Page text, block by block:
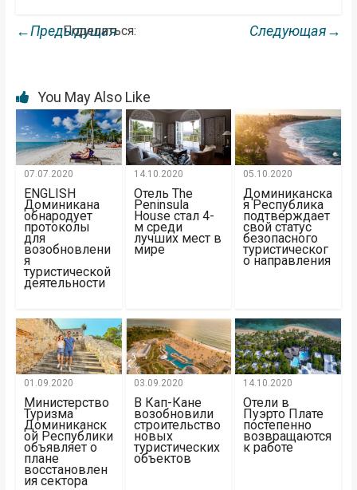
←Предыдущая Следующая→
Поделиться:
You May Also Like
07.07.2020
ENGLISH
Доминикана
обнародует
протоколы
для
возобновлени
я
туристической
деятельности
14.10.2020
Отель The
Peninsula
House стал 4-
м среди
лучших мест в
мире
05.10.2020
Доминиканска
я Республика
подтверждает
свой статус
безопасного
туристическог
о направления
01.09.2020
Министерство
Туризма
Доминиканск
ой Республики
объявляет о
плане
восстановлен
ия сектора
03.09.2020
В Кап-Кане
возобновили
строительство
новых
туристических
объектов
14.10.2020
Отели в
Пуэрто Плате
постепенно
возвращаются
к работе